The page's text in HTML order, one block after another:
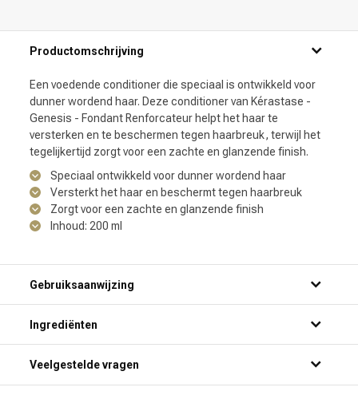
Productomschrijving
Een voedende conditioner die speciaal is ontwikkeld voor
dunner wordend haar. Deze conditioner van Kérastase -
Genesis - Fondant Renforcateur helpt het haar te
versterken en te beschermen tegen haarbreuk, terwijl het
tegelijkertijd zorgt voor een zachte en glanzende finish.
Speciaal ontwikkeld voor dunner wordend haar
Versterkt het haar en beschermt tegen haarbreuk
Zorgt voor een zachte en glanzende finish
Inhoud: 200 ml
Gebruiksaanwijzing
Ingrediënten
Veelgestelde vragen